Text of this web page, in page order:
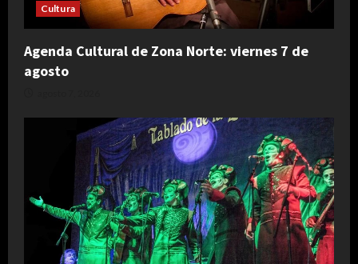
Cultura
Agenda Cultural de Zona Norte: viernes 7 de
agosto